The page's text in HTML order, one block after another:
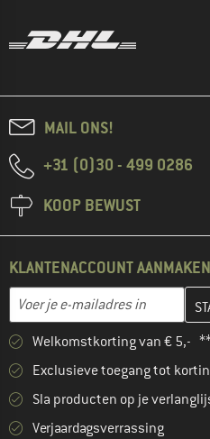
MAIL ONS!
+31 (0)30 - 499 0286
KOOP BEWUST
KLANTENACCOUNT AANMAKEN
Voer je e-mailadres in
Vul je e-mailadres hier in en
Welkomstkorting van € 5,-
Exclusieve toegang tot
Sla producten op je
Verjaardagsverrassing